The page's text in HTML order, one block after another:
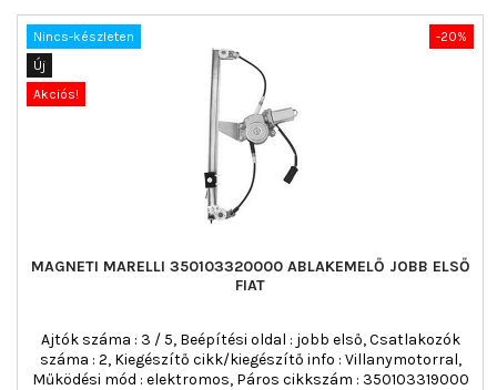
-20%
Nincs-készleten
Új
Akciós!
MAGNETI MARELLI 350103320000 ABLAKEMELŐ JOBB ELSŐ
FIAT
Ajtók száma : 3 / 5, Beépítési oldal : jobb első, Csatlakozók
száma : 2, Kiegészítő cikk/kiegészítő info : Villanymotorral,
Működési mód : elektromos, Páros cikkszám : 350103319000